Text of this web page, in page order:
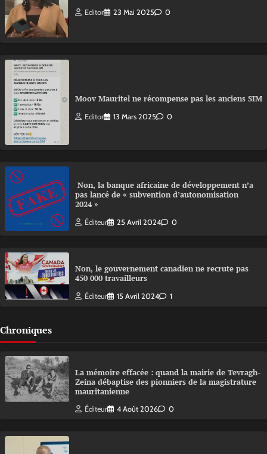
Editor 23 Mai 2025 0
Moov Mauritel ne récompense pas les anciens SIM
Editor 13 Mars 2025 0
Non, la banque africaine de développement n’a
pas lancé de « subvention d’autonomisation
2024 »
Éditeur 25 Avril 2024 0
Non, le gouvernement canadien ne recrute pas
450 000 travailleurs
Éditeur 15 Avril 2024 1
Chroniques
La mémoire effacée : quand la mairie de Tevragh-
Zeina débaptise des pionniers de la magistrature
mauritanienne
Éditeur 4 Août 2026 0